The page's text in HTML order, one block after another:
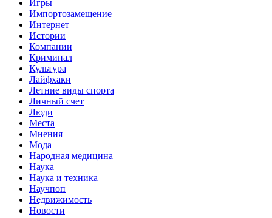
Игры
Импортозамещение
Интернет
Истории
Компании
Криминал
Культура
Лайфхаки
Летние виды спорта
Личный счет
Люди
Места
Мнения
Мода
Народная медицина
Наука
Наука и техника
Научпоп
Недвижимость
Новости